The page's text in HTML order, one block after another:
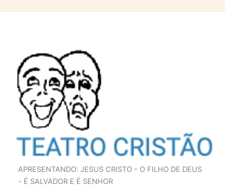
APRESENTANDO: JESUS CRISTO - O FILHO DE DEUS
- É SALVADOR E É SENHOR